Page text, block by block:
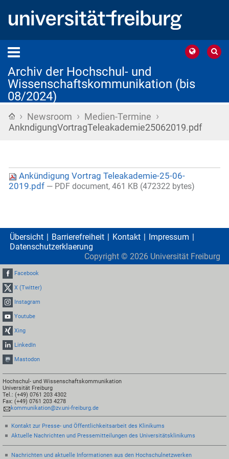
Archiv der Hochschul- und
Wissenschaftskommunikation (bis
08/2024)
Startseite
› Newsroom › Medien-Termine ›
AnkndigungVortragTeleakademie25062019.pdf
Ankündigung Vortrag Teleakademie-25-06-
2019.pdf — PDF document, 461 KB (472322 bytes)
Übersicht Barrierefreiheit Kontakt
Impressum
Datenschutzerklaerung
Copyright © 2026 Universität Freiburg
Facebook
X (Twitter)
Instagram
Youtube
Xing
LinkedIn
Mastodon
Hochschul- und Wissenschaftskommunikation
Universität Freiburg
Tel.: (+49) 0761 203 4302
Fax: (+49) 0761 203 4278
kommunikation@zv.uni-freiburg.de
Kontakt zur Presse- und Öffentlichkeitsarbeit des Klinikums
Aktuelle Nachrichten und Pressemitteilungen des Universitätsklinikums
Nachrichten und aktuelle Informationen aus den Hochschulnetzwerken